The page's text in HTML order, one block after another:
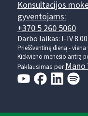
Konsultacijos
gyventojams:
+370 5 260 5060
Darbo laikas: I-IV
Prieššventinę dieną -
Kiekvieno mėnesio antrą
Paklausimas per Mano